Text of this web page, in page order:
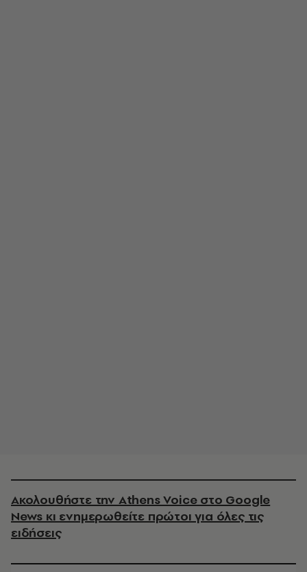
Ακολουθήστε την Athens Voice στο Google
News κι ενημερωθείτε πρώτοι για όλες τις
ειδήσεις